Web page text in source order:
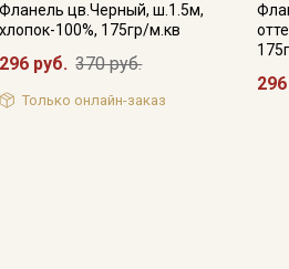
Фланель цв.Черный, ш.1.5м,
хлопок-100%, 175гр/м.кв
296 руб. 370 руб.
Только онлайн-заказ
Электронная